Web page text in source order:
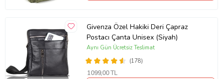
Givenza Özel Hakiki Deri Çapraz
Postacı Çanta Unisex (Siyah)
(178)
Aynı Gün Ücretsiz Teslimat
1099,00 TL